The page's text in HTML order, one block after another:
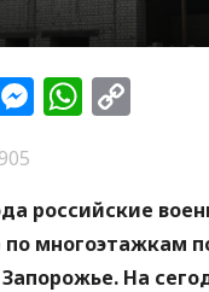
российские
многоэтажкам
На